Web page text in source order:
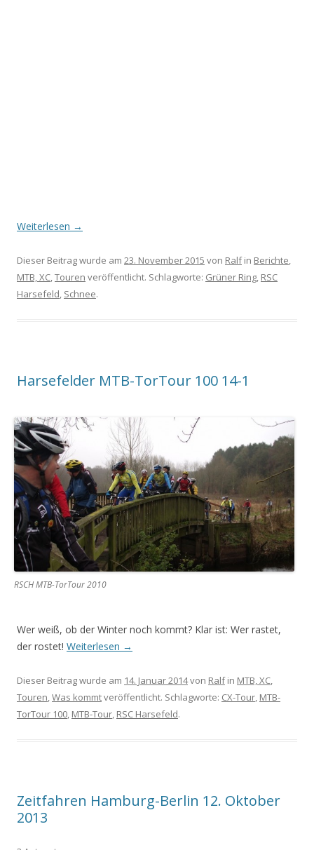
Weiterlesen →
Dieser Beitrag wurde am 23. November 2015 von Ralfin Berichte,
MTB, XC,Touren veröffentlicht. Schlagworte: Grüner Ring, RSC
Harsefeld, Schnee.
Harsefelder MTB-TorTour 100 14-1
RSCH MTB-TorTour 2010
Wer weiß, ob der Winter noch kommt? Klar ist: Wer rastet,
der rostet! Weiterlesen →
Dieser Beitrag wurde am 14. Januar 2014von Ralfin MTB, XC,
Touren,Was kommtveröffentlicht. Schlagworte: CX-Tour, MTB-
TorTour 100, MTB-Tour, RSC Harsefeld.
Zeitfahren Hamburg-Berlin 12. Oktober
2013